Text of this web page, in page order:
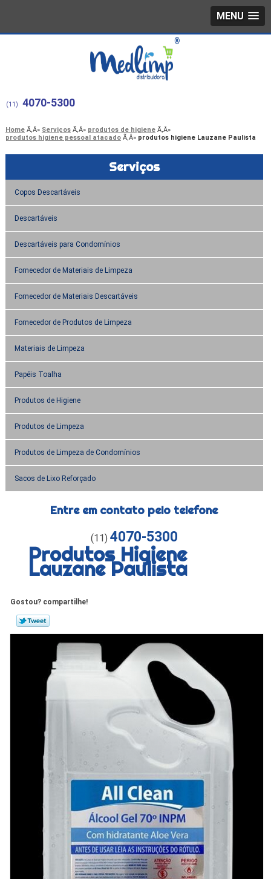
MENU
(11) 4070-5300
Home Serviços
produtos de higiene
produtos higiene pessoal atacado
produtos higiene Lauzane Paulista
Serviços
Copos Descartáveis
Descartáveis
Descartáveis para Condomínios
Fornecedor de Materiais de Limpeza
Fornecedor de Materiais Descartáveis
Fornecedor de Produtos de Limpeza
Materiais de Limpeza
Papéis Toalha
Produtos de Higiene
Produtos de Limpeza
Produtos de Limpeza de Condomínios
Sacos de Lixo Reforçado
Entre em contato pelo telefone
(11) 4070-5300
Produtos Higiene
Lauzane Paulista
Gostou? compartilhe!